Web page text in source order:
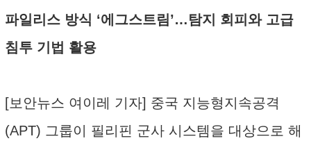
파일리스 방식 ‘에그스트림’…탐지 회피와 고급
침투 기법 활용
[보안뉴스 여이레 기자] 중국 지능형지속공격
(APT) 그룹이 필리핀 군사 시스템을 대상으로 해